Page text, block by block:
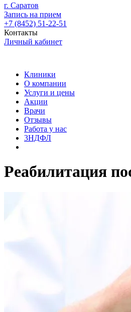
г. Саратов
Запись на прием
+7 (8452) 51-22-51
Контакты
Личный кабинет
Клиники
О компании
Услуги и цены
Акции
Врачи
Отзывы
Работа у нас
3НДФЛ
Реабилитация